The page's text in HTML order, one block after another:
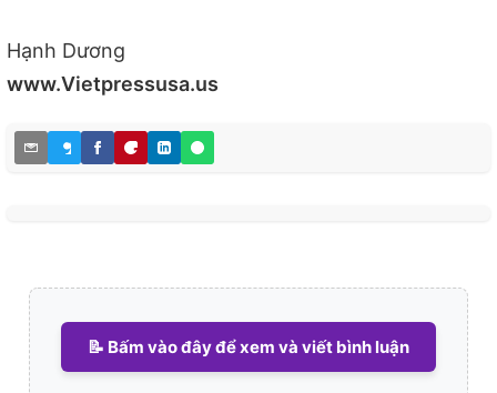
Hạnh Dương
www.Vietpressusa.us
📝 Bấm vào đây để xem và viết bình luận